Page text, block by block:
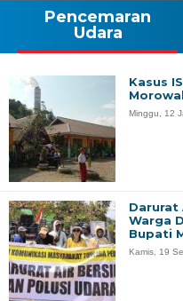
Pencemaran
Udara
Kasus
Minggu, 12
Darurat
Warga
Bupati
Kamis, 19